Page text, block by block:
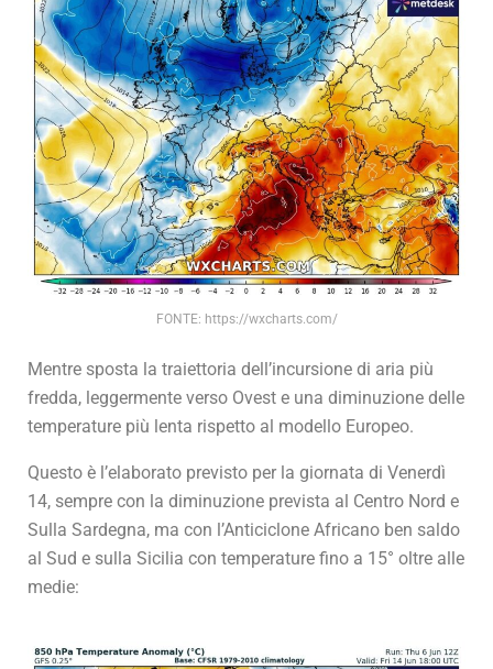
FONTE: https://wxcharts.com/
Mentre sposta la traiettoria dell’incursione di aria più
fredda, leggermente verso Ovest e una diminuzione delle
temperature più lenta rispetto al modello Europeo.
Questo è l’elaborato previsto per la giornata di Venerdì
14, sempre con la diminuzione prevista al Centro Nord e
Sulla Sardegna, ma con l’Anticiclone Africano ben saldo
al Sud e sulla Sicilia con temperature fino a 15° oltre alle
medie: